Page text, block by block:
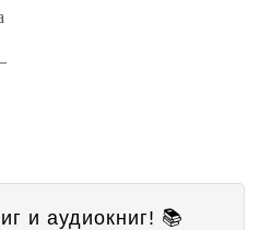
и аудиокниг! 📚